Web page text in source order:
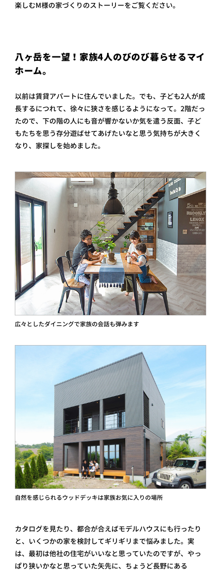
お問い
合わせ
ー
採用情
報
楽しむM様の家づくりのストーリーをご覧ください。
八ヶ岳を一望！家族4人のびのび暮らせるマイ
ホーム。
以前は賃貸アパートに住んでいました。でも、子ども2人が成
長するにつれて、徐々に狭さを感じるようになって。2階だっ
たので、下の階の人にも音が響かないか気を遣う反面、 子ど
もたちを思う存分遊ばせてあげたいなと思う気持ちが大きく
なり、家探しを始めました。
広々としたダイニングで家族の会話も弾みます
自然を感じられるウッドデッキは家族お気に入りの場所
カタログを見たり、都合が合えばモデルハウスにも行ったり
と、いくつかの家を検討してギリギリまで悩みました。実
は、最初は他社の住宅がいいなと思っていたのですが、やっ
ぱり狭いかなと思っていた矢先に、ちょうど長野にある